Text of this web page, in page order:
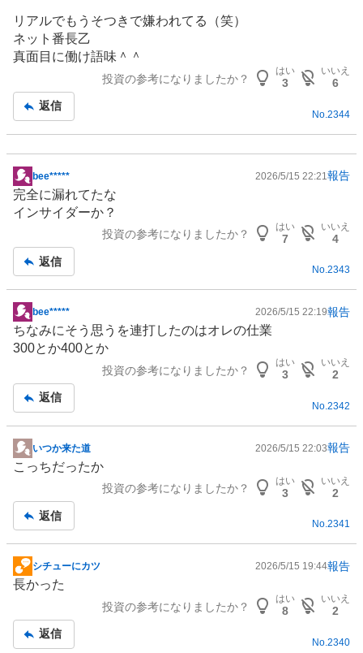
事
リアルでもうそつきで嫌われてる（笑）
ネット番長乙
真面目に働け語味＾＾
投資の参考になりましたか？
はい
3
いいえ
6
返信
No. 2344
掲
示
板
bee***** 2026/5/15 22:21 報告
完全に漏れてたな
インサイダーか？
投資の参考になりましたか？
はい
7
いいえ
4
返信
No.2343
掲
示
板
bee***** 2026/5/15 22:19報告
ちなみにそう思うを連打したのはオレの仕業
300とか400とか
投資の参考になりましたか？
はい
3
いいえ
2
返信
No. 2342
掲
示
事
いつか来た道 2026/5/15 22:03報告
こっちだったか
投資の参考になりましたか？
はい
3
いいえ
2
返信
No.2341
掲
示
事
シチューにカツ 2026/5/15 19:44報告
長かった
投資の参考になりましたか？
はい
8
いいえ
2
返信
No. 2340